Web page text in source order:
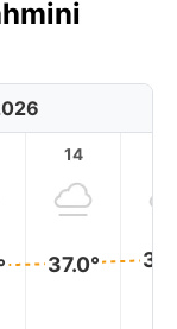
14
37.0°